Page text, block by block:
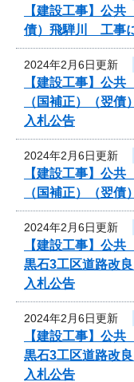
【建設工事】公
債）飛騨川 工事
2024年2月6日更新
【建設工事】公
（国補正）（翌
入札公告
2024年2月6日更新
【建設工事】公
（国補正）（翌
2024年2月6日更新
【建設工事】公
黒石3工区道路改
入札公告
2024年2月6日更新
【建設工事】公
黒石3工区道路改
入札公告